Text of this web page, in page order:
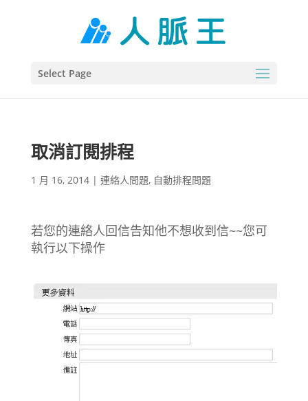
Select Page
取消訂閱排程
1 月 16, 2014| 連絡人問題, 自動排程問題
若您的連絡人回信告知他不想收到信~~您可
執行以下操作